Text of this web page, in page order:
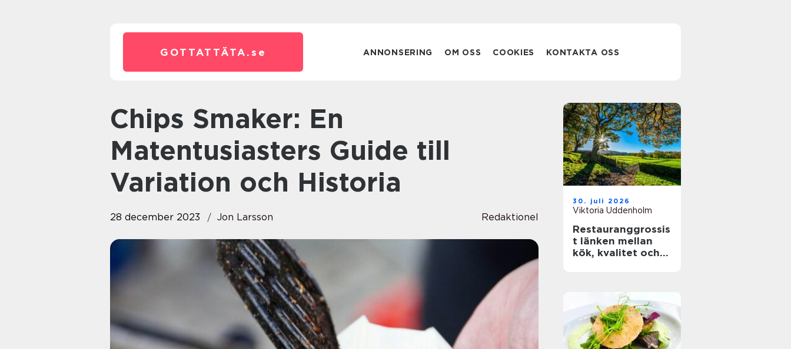
GOTTATTÄTA. se ANNONSERING OM OSS COOKIES KONTAKTA OSS
Chips Smaker: En
Matentusiasters Guide till
Variation och Historia
28 december 2023 Jon Larsson Redaktionel
30. juli 2026
Viktoria Uddenholm
Restauranggrossis
t länken mellan
kök, kvalitet och